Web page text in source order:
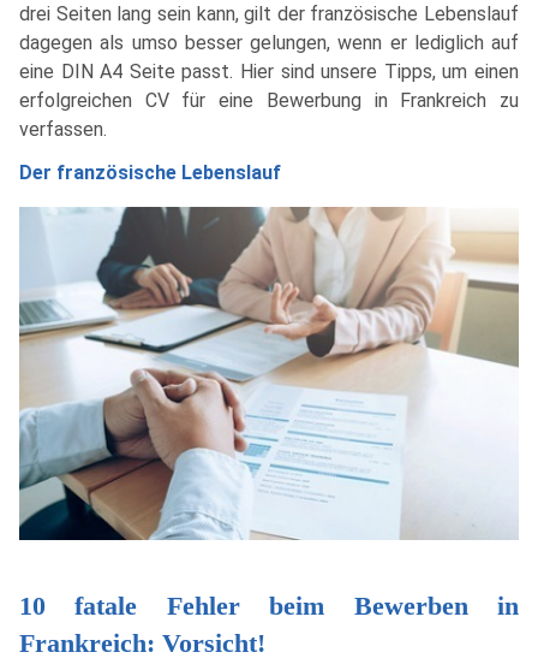
drei Seiten lang sein kann, gilt der französische Lebenslauf
dagegen als umso besser gelungen, wenn er lediglich auf
eine DIN A4 Seite passt. Hier sind unsere Tipps, um einen
erfolgreichen CV für eine Bewerbung in Frankreich zu
verfassen.
Der französische Lebenslauf
10 fatale Fehler beim Bewerben in
Frankreich: Vorsicht!